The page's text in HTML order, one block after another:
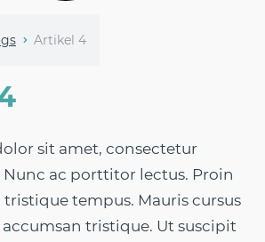
Artikel 4
sit amet, consectetur
ac porttitor lectus. Proin
tempus. Mauris cursus
tristique. Ut suscipit